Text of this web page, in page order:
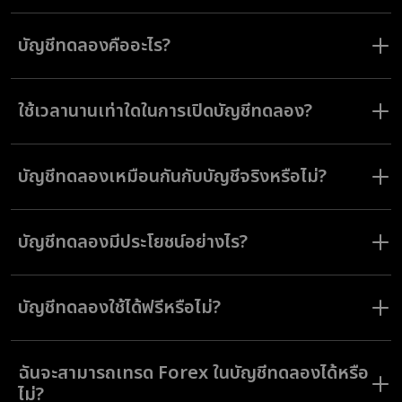
ชั่วโมง
จำนวนเงินฝากขั้นต่ำคือ 19 ดอลลาร์หรือยูโร
บัญชีทดลองคืออะไร?
บัญชีทดลองเทรดฟรีของเราเป็นเครื่องมือที่ช่วยคุณในการฝึกเทรดด้วยเงิน
เสมือน สภาพตลาดของจริง และใช้ฟีเจอร์และฟังก์ชั่นทั้งหมดที่มีในบัญชีจริง
ใช้เวลานานเท่าใดในการเปิดบัญชีทดลอง?
ใช้เวลาเพียงประมาณหนึ่งนาทีเพื่อลงทะเบียน และหลังจากนั้นคุณจะได้เข้าใช้
งานบัญชีทดลองเทรดออนไลน์ของเรา
บัญชีทดลองเหมือนกันกับบัญชีจริงหรือไม่?
บัญชีเทรดออนไลน์ของ Olymptrade มีฟีเจอร์และฟังก์ชั่นทุกอย่างเหมือน
ของบัญชีจริง ต่างกันเพียงแค่สกุลเงินเสมือนที่เติมได้และการไร้ความเสี่ยง
บัญชีทดลองมีประโยชน์อย่างไร?
บัญชีทดลองเป็นที่ให้คุณได้ฝึกปรือทักษะการเทรดในสภาพตลาดของจริง เข้า
สำรวจฟีเจอร์ในแพลตฟอร์มของเราและสร้างความมั่นใจที่ต้องใช้ในการเทรด
อย่างประสบความสำเร็จ
บัญชีทดลองใช้ได้ฟรีหรือไม่?
บัญชีทดลองของ Olymptrade มีให้ใช้ฟรีสำหรับผู้ใช้ทุกคนที่ลงทะเบียน
ฉันจะสามารถเทรด Forex ในบัญชีทดลองได้หรือ
ไม่?